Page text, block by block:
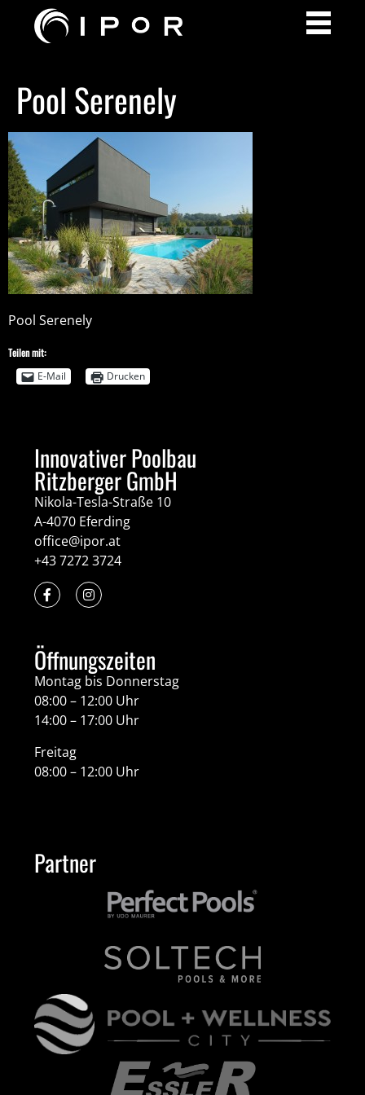
Pool Serenely
Pool Serenely
Teilen mit:
E-Mail
Drucken
Innovativer Poolbau
Ritzberger GmbH
Nikola-Tesla-Straße 10
A-4070 Eferding
office@ipor.at
+43 7272 3724
Öffnungszeiten
Montag bis Donnerstag
08:00 – 12:00 Uhr
14:00 – 17:00 Uhr
Freitag
08:00 – 12:00 Uhr
Partner